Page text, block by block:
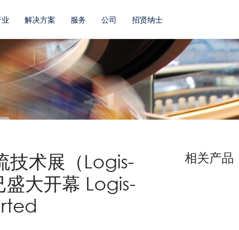
解决方案 服务 公司 招贤纳士
技术展（Logis-
大开幕 Logis-
相关产品